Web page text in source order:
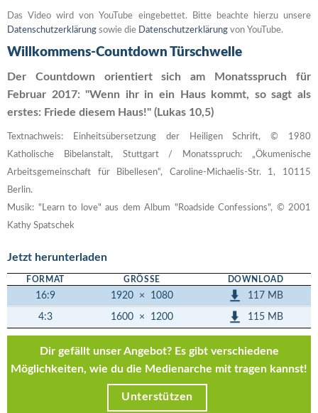
Das Video wird von YouTube eingebettet. Bitte beachte hierzu unsere
Datenschutzerklärung sowie die Datenschutzerklärung von YouTube.
Willkommens-Countdown Türschwelle
Der Countdown orientiert sich am Monatsspruch für
Februar 2017: "Wenn ihr in ein Haus kommt, so sagt als
erstes: Friede diesem Haus!" (Lukas 10,5)
Textnachweis: Einheitsübersetzung der Heiligen Schrift, © 1980
Katholische Bibelanstalt, Stuttgart / Monatsspruch: „Ökumenische
Arbeitsgemeinschaft für Bibellesen“, Caroline-Michaelis-Str. 1, 10115
Berlin.
Musik: "Learn to love" aus dem Album "Roadside Confessions", © 2001
Kathy Spatschek
Jetzt herunterladen
FORMAT GRÖSSE DOWNLOAD
16:9 1920 × 1080 117 MB
4:3 1600 × 1200 115 MB
Dir gefällt unser Angebot? Es gibt verschiedene
Möglichkeiten, wie du die Medienarche mit tragen kannst!
Unterstützen